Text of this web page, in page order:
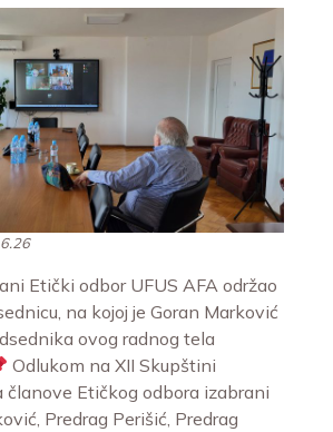
Etički odbor UFUS AFA održao
na kojoj je Goran Marković
ovog radnog tela
Odlukom na XII Skupštini
članove Etičkog odbora izabrani
Predrag Perišić, Predrag